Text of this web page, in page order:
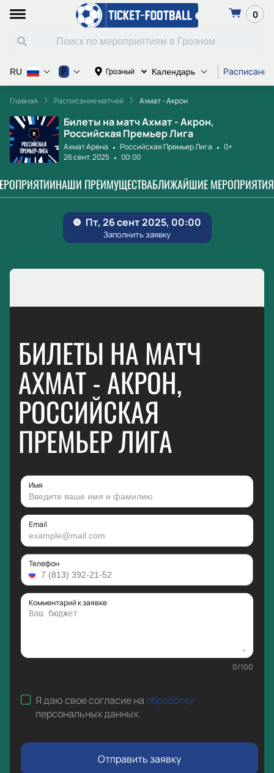
0
Грозный Календарь
RU ₽
Главная Расписание матчей Ахмат - Акрон
Билеты на матч Ахмат - Акрон,
Российская Премьер Лига
Ахмат Арена Российская Премьер Лига
0+
26 сент. 2025
00:00
НАШИ ПРЕИМУЩЕСТВАБЛИЖАЙШИЕ МЕРОПРИЯТИЯ
БИЛЕТЫ НА МАТЧ
АХМАТ - АКРОН,
РОССИЙСКАЯ
ПРЕМЬЕР ЛИГА
Имя
Email
Телефон
Комментарий к заявке
0/100
Я даю свое согласие наобработку
персональных данных.
Отправить заявку